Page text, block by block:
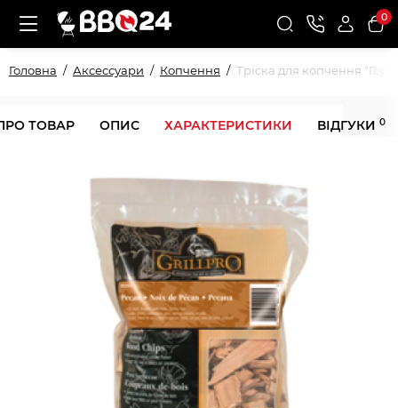
0
Головна Аксессуари Копчення Тріска для копчення
ТОВАР ОПИС ХАРАКТЕРИСТИКИ ВІДГУКИ 0